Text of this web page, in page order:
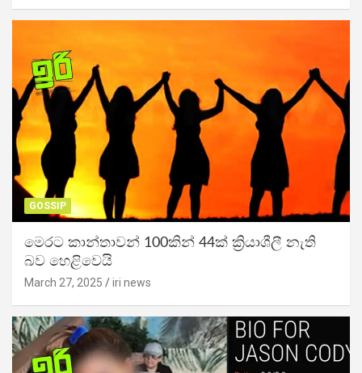
GOSSIP
මෙරට කාන්තාවන් 100කින් 44ක් ක්‍රියාශීලී නැති
බව හෙළිවෙයි
March 27, 2025 iri news